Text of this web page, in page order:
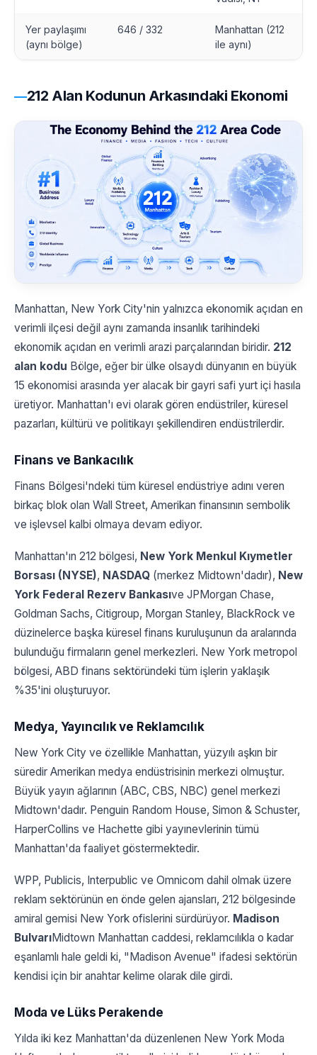
Yer paylaşımı
(aynı bölge)
646 / 332
Manhattan (212
ile aynı)
212 Alan Kodunun Arkasındaki Ekonomi
Manhattan, New York City'nin yalnızca ekonomik açıdan en
verimli ilçesi değil aynı zamanda insanlık tarihindeki
ekonomik açıdan en verimli arazi parçalarından biridir. 212
alan kodu Bölge, eğer bir ülke olsaydı dünyanın en büyük
15 ekonomisi arasında yer alacak bir gayri safi yurt içi hasıla
üretiyor. Manhattan'ı evi olarak gören endüstriler, küresel
pazarları, kültürü ve politikayı şekillendiren endüstrilerdir.
Finans ve Bankacılık
Finans Bölgesi'ndeki tüm küresel endüstriye adını veren
birkaç blok olan Wall Street, Amerikan finansının sembolik
ve işlevsel kalbi olmaya devam ediyor.
Manhattan'ın 212 bölgesi, New York Menkul Kıymetler
Borsası (NYSE), NASDAQ (merkez Midtown'dadır), New
York Federal Rezerv Bankasıve JPMorgan Chase,
Goldman Sachs, Citigroup, Morgan Stanley, BlackRock ve
düzinelerce başka küresel finans kuruluşunun da aralarında
bulunduğu firmaların genel merkezleri. New York metropol
bölgesi, ABD finans sektöründeki tüm işlerin yaklaşık
%35'ini oluşturuyor.
Medya, Yayıncılık ve Reklamcılık
New York City ve özellikle Manhattan, yüzyılı aşkın bir
süredir Amerikan medya endüstrisinin merkezi olmuştur.
Büyük yayın ağlarının (ABC, CBS, NBC) genel merkezi
Midtown'dadır. Penguin Random House, Simon & Schuster,
HarperCollins ve Hachette gibi yayınevlerinin tümü
Manhattan'da faaliyet göstermektedir.
WPP, Publicis, Interpublic ve Omnicom dahil olmak üzere
reklam sektörünün en önde gelen ajansları, 212 bölgesinde
amiral gemisi New York ofislerini sürdürüyor. Madison
BulvarıMidtown Manhattan caddesi, reklamcılıkla o kadar
eşanlamlı hale geldi ki, "Madison Avenue" ifadesi sektörün
kendisi için bir anahtar kelime olarak dile girdi.
Moda ve Lüks Perakende
Yılda iki kez Manhattan'da düzenlenen New York Moda